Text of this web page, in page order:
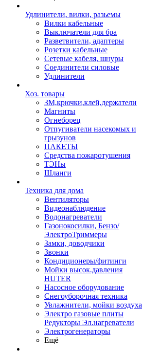
Удлинители, вилки, разьемы
Вилки кабельные
Выключатели для бра
Разветвители, адаптеры
Розетки кабельные
Сетевые кабеля, шнуры
Соединители силовые
Удлинители
Хоз. товары
ЗМ,крючки,клей,держатели
Магниты
Огнеборец
Отпугиватели насекомых и
грызунов
ПАКЕТЫ
Средства пожаротушения
ТЭНы
Шланги
Техника для дома
Вентиляторы
Видеонаблюдение
Водонагреватели
Газонокосилки, Бензо/
ЭлектроТриммеры
Замки, доводчики
Звонки
Кондиционеры/фитинги
Мойки высок.давления
HUTER
Насосное оборудование
Снегоуборочная техника
Увлажнители, мойки воздуха
Электро газовые плиты
Редукторы Эл.нагреватели
Электрогенераторы
Ещё